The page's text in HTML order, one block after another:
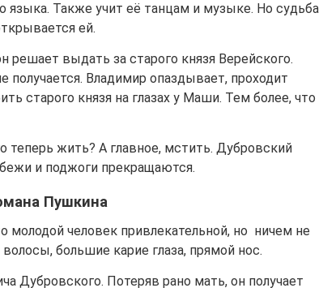
языка. Также учит её танцам и музыке. Но судьба
ей.
выдать за старого князя Верейского.
Владимир опаздывает, проходит
старого князя на глазах у Маши. Тем более, что
теперь жить? А главное, мстить. Дубровский
и поджоги прекращаются.
Пушкина
человек привлекательной, но ничем не
большие карие глаза, прямой нос.
Дубровского. Потеряв рано мать, он получает